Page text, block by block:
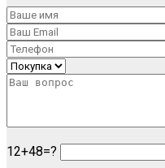
12+48=?